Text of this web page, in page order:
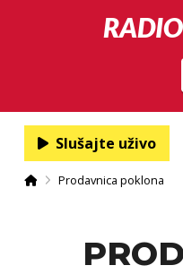
Slušajte uživo
PočetnaProdavnica poklona